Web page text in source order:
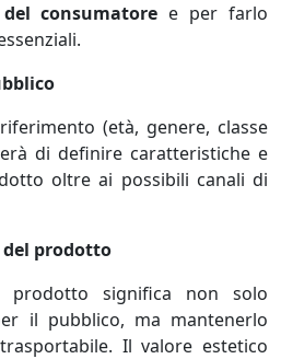
consumatore e per farlo
(età, genere, classe
di definire caratteristiche e
oltre ai possibili canali di
prodotto
prodotto significa non solo
il pubblico, ma mantenerlo
Il valore estetico